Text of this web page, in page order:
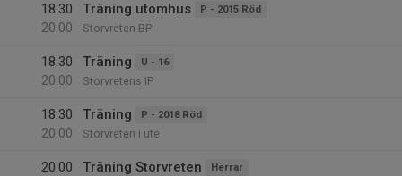
18:30
20:00
Träning utomhus P - 2015 Röd
Storvreten BP
18:30
20:00
Träning U - 16
Storvretens IP
18:30
20:00
Träning P - 2018 Röd
Storvreten i ute
20:00
Träning Storvreten Herrar